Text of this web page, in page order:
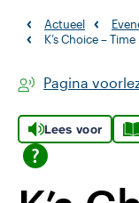
Actueel
K’s Choice –
Pagina
Lees voor